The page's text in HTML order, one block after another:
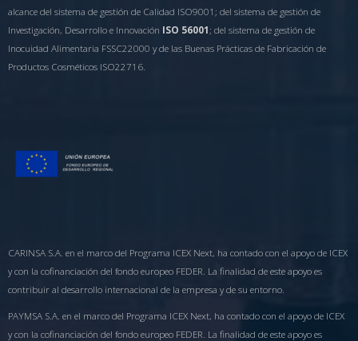
alcance del sistema de gestión de Calidad ISO9001; del sistema de gestión de
Investigación, Desarrollo e Innovación ISO 56001 ; del sistema de gestión de
Inocuidad Alimentaria FSSC22000 y de las Buenas Prácticas de Fabricación de
Productos Cosméticos ISO22716.
CARINSA S.A. en el marco del Programa ICEX Next, ha contado con el apoyo de ICEX
y con la cofinanciación del fondo europeo FEDER. La finalidad de este apoyo es
contribuir al desarrollo internacional de la empresa y de su entorno.
PAYMSA S.A. en el marco del Programa ICEX Next, ha contado con el apoyo de ICEX
y con la cofinanciación del fondo europeo FEDER. La finalidad de este apoyo es